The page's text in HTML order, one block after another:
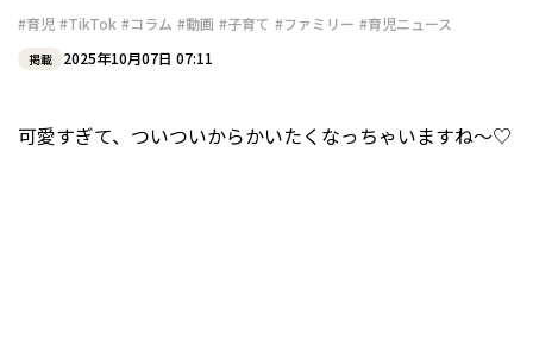
#育児 #TikTok #コラム #動画 #子育て #ファミリー #育児ニュース
掲載 2025年10月07日 07:11
可愛すぎて、ついついからかいたくなっちゃいますね～♡